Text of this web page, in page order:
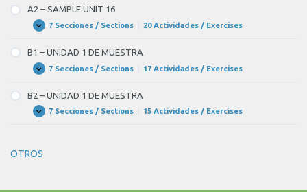
UNIDAD
16
DE
MUESTRA
A2 – SAMPLE UNIT 16
Expandir
A2
SAMPLE
UNIT
16
7 Secciones / Sections 20 Actividades / Exercises
B1 – UNIDAD 1 DE MUESTRA
Expandir
B1
UNIDAD
1
DE
MUESTRA
7 Secciones / Sections 17 Actividades / Exercises
B2 – UNIDAD 1 DE MUESTRA
Expandir
B2
DE
7 Secciones / Sections 15 Actividades / Exercises
OTROS